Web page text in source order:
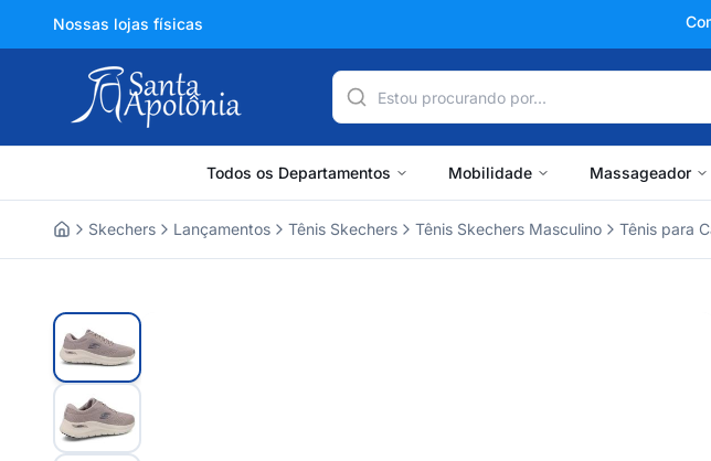
Nossas lojas físicas
Todos os Departamentos Mobilidade Massageador
Skechers Lançamentos Tênis Skechers Tênis Skechers Masculino Tênis para